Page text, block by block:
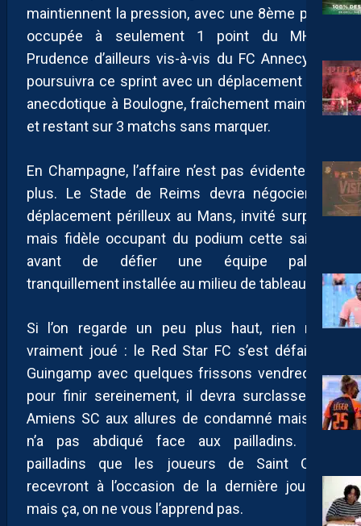
maintiennent la pression, avec une 8ème place
occupée à seulement 1 point du MHSC.
Prudence d’ailleurs vis-à-vis du FC Annecy qui
poursuivra ce sprint avec un déplacement plus
anecdotique à Boulogne, fraîchement maintenu
et restant sur 3 matchs sans marquer.
En Champagne, l’affaire n’est pas évidente non
plus. Le Stade de Reims devra négocier un
déplacement périlleux au Mans, invité surprise
mais fidèle occupant du podium cette saison,
avant de défier une équipe paloise
tranquillement installée au milieu de tableau.
Si l’on regarde un peu plus haut, rien n’est
vraiment joué : le Red Star FC s’est défait de
Guingamp avec quelques frissons vendredi et,
pour finir sereinement, il devra surclasser un
Amiens SC aux allures de condamné mais qui
n’a pas abdiqué face aux pailladins. Des
pailladins que les joueurs de Saint Ouen
recevront à l’occasion de la dernière journée
mais ça, on ne vous l’apprend pas.